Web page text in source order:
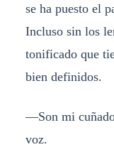
se ha puesto el
Incluso sin los
tonificado que
bien definidos.
—Son mi
voz.